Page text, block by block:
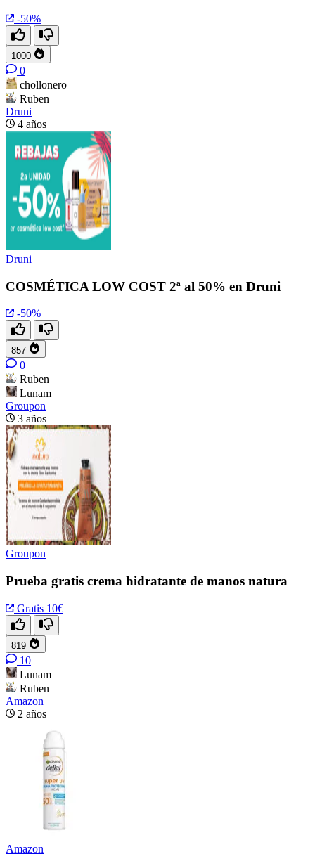
-50%
1000
0
chollonero
Ruben
Druni
4 años
Druni
COSMÉTICA LOW COST 2ª al 50% en Druni
-50%
857
0
Ruben
Lunam
Groupon
3 años
Groupon
Prueba gratis crema hidratante de manos natura
Gratis 10€
819
10
Lunam
Ruben
Amazon
2 años
Amazon